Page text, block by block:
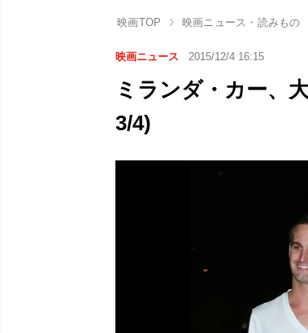
映画TOP 映画ニュース・読みもの
映画ニュース 2015/12/4 16:15
ミランダ・カー、
3/4)